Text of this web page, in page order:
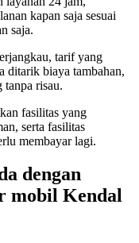
kapan saja sesuai
saja.
tarif yang
ditarik biaya tambahan,
tanpa risau.
fasilitas yang
serta fasilitas
membayar lagi.
dengan
mobil Kendal